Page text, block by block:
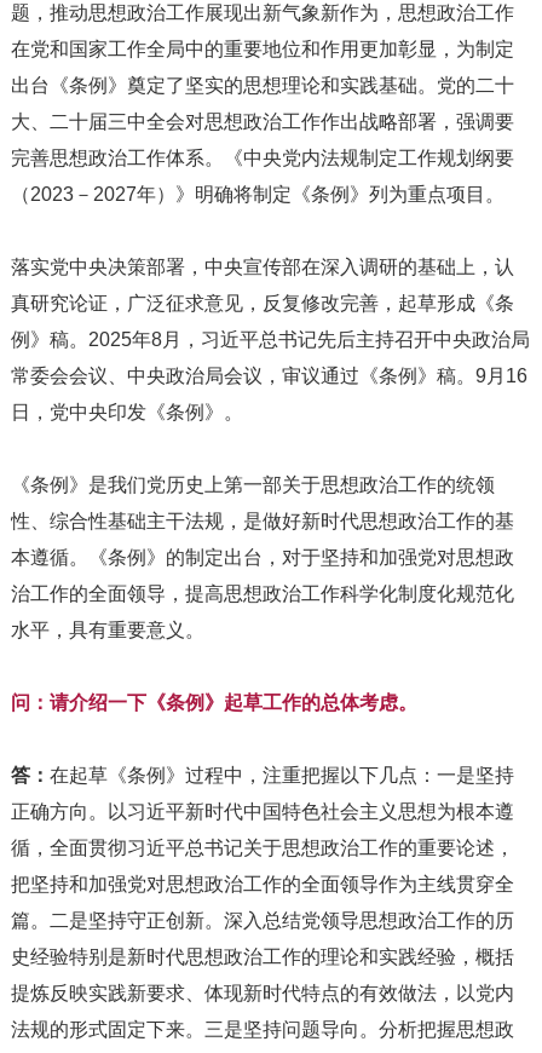
题，推动思想政治工作展现出新气象新作为，思想政治工作
在党和国家工作全局中的重要地位和作用更加彰显，为制定
出台《条例》奠定了坚实的思想理论和实践基础。党的二十
大、二十届三中全会对思想政治工作作出战略部署，强调要
完善思想政治工作体系。《中央党内法规制定工作规划纲要
（2023－2027年）》明确将制定《条例》列为重点项目。
落实党中央决策部署，中央宣传部在深入调研的基础上，认
真研究论证，广泛征求意见，反复修改完善，起草形成《条
例》稿。2025年8月，习近平总书记先后主持召开中央政治局
常委会会议、中央政治局会议，审议通过《条例》稿。9月16
日，党中央印发《条例》。
《条例》是我们党历史上第一部关于思想政治工作的统领
性、综合性基础主干法规，是做好新时代思想政治工作的基
本遵循。《条例》的制定出台，对于坚持和加强党对思想政
治工作的全面领导，提高思想政治工作科学化制度化规范化
水平，具有重要意义。
问：请介绍一下《条例》起草工作的总体考虑。
答： 在起草《条例》过程中，注重把握以下几点：一是坚持
正确方向。以习近平新时代中国特色社会主义思想为根本遵
循，全面贯彻习近平总书记关于思想政治工作的重要论述，
把坚持和加强党对思想政治工作的全面领导作为主线贯穿全
篇。二是坚持守正创新。深入总结党领导思想政治工作的历
史经验特别是新时代思想政治工作的理论和实践经验，概括
提炼反映实践新要求、体现新时代特点的有效做法，以党内
法规的形式固定下来。三是坚持问题导向。分析把握思想政